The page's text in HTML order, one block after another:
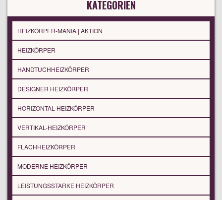
KATEGORIEN
HEIZKÖRPER-MANIA | AKTION
HEIZKÖRPER
HANDTUCHHEIZKÖRPER
DESIGNER HEIZKÖRPER
HORIZONTAL-HEIZKÖRPER
VERTIKAL-HEIZKÖRPER
FLACHHEIZKÖRPER
MODERNE HEIZKÖRPER
LEISTUNGSSTARKE HEIZKÖRPER